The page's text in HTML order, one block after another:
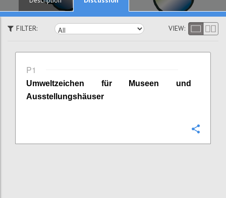
FILTER: VIEW:
P1
Umweltzeichen für Museen und
Ausstellungshäuser